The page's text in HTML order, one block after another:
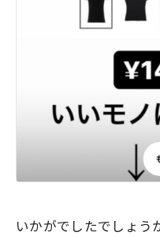
いかがでしたでしょう